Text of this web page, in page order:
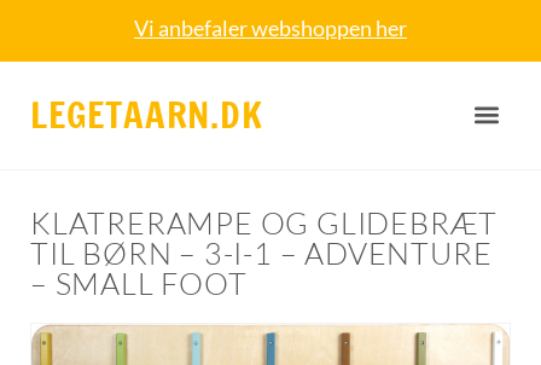
Vi anbefaler webshoppen her
LEGETAARN.DK
KLATRERAMPE OG GLIDEBRÆT
TIL BØRN – 3-I-1 – ADVENTURE
– SMALL FOOT